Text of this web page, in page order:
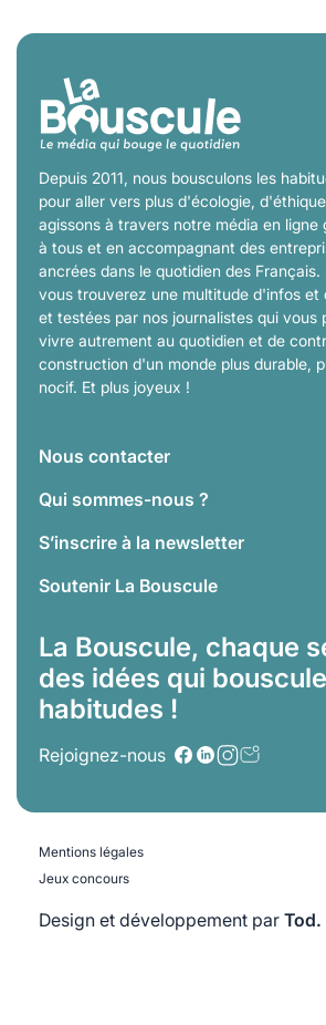
Depuis 2011, nous bousculons les
pour aller vers plus d'écologie,
agissons à travers notre média en ligne
à tous et en accompagnant des
ancrées dans le quotidien des Français.
vous trouverez une multitude d'infos et
et testées par nos journalistes qui vous
vivre autrement au quotidien et de
construction d'un monde plus durable,
nocif. Et plus joyeux !
Nous contacter
Qui sommes-nous ?
S’inscrire à la newsletter
Soutenir La Bouscule
La Bouscule, chaque
des idées qui
habitudes !
Rejoignez-nous
Mentions légales
Jeux concours
Design et développement par Tod.